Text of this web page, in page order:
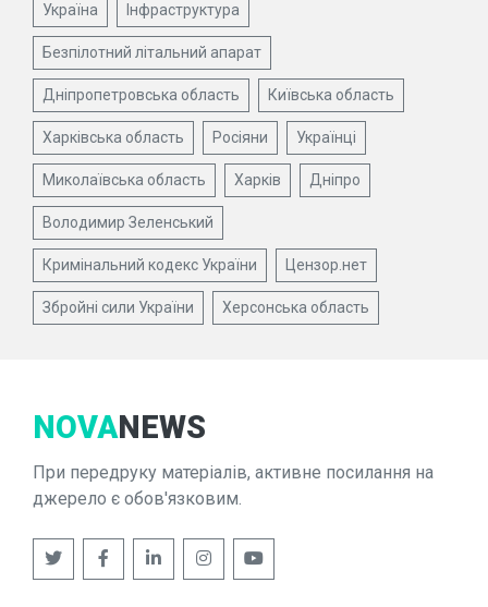
Україна Інфраструктура
Безпілотний літальний апарат
Дніпропетровська область Київська область
Харківська область Росіяни Українці
Миколаївська область Харків Дніпро
Володимир Зеленський
Кримінальний кодекс України Цензор.нет
Збройні сили України Херсонська область
NOVANEWS
При передруку матеріалів, активне посилання на
джерело є обов'язковим.